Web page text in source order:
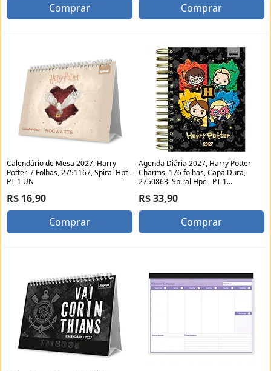
Comprar
Comprar
Calendário de Mesa 2027, Harry
Potter, 7 Folhas, 2751167, Spiral Hpt -
PT 1 UN
R$ 16,90
Comprar
Agenda Diária 2027, Harry Potter
Charms, 176 folhas, Capa Dura,
2750863, Spiral Hpc - PT 1...
R$ 33,90
Comprar